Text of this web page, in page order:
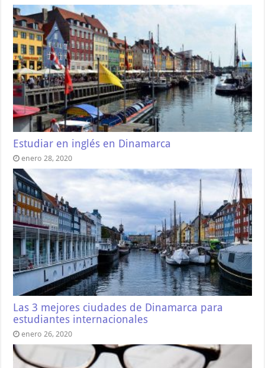
Estudiar en inglés en Dinamarca
enero 28, 2020
Las 3 mejores ciudades de Dinamarca para
estudiantes internacionales
enero 26, 2020